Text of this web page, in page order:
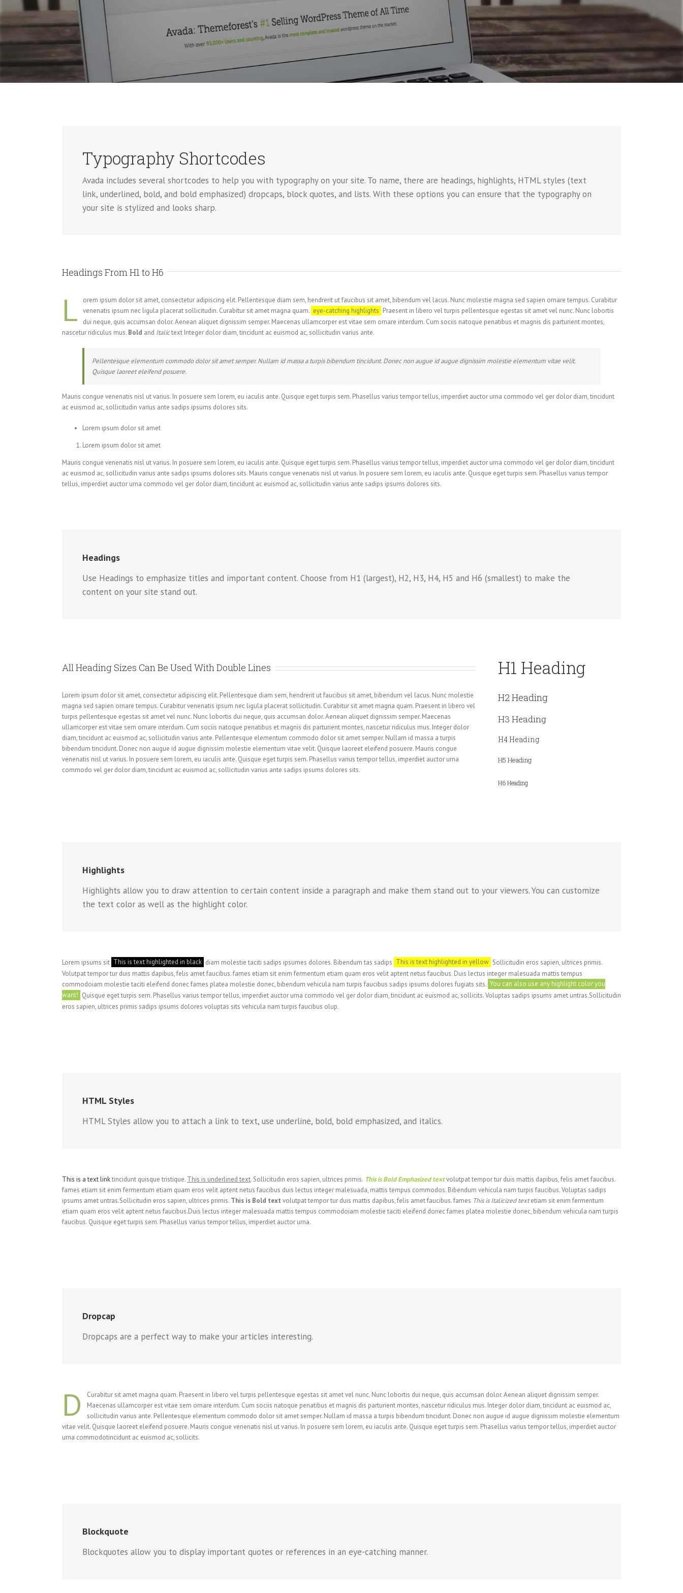
Typography Shortcodes
Avada includes several shortcodes to help you with typography on your site. To name, there are headings, highlights, HTML styles (text
link, underlined, bold, and bold emphasized) dropcaps, block quotes, and lists. With these options you can ensure that the typography on
your site is stylized and looks sharp.
Headings From H1 to H6
L
orem ipsum dolor sit amet, consectetur adipiscing elit. Pellentesque diam sem, hendrerit ut faucibus sit amet, bibendum vel lacus. Nunc molestie magna sed sapien ornare tempus. Curabitur
venenatis ipsum nec ligula placerat sollicitudin. Curabitur sit amet magna quam. eye-catching highlights Praesent in libero vel turpis pellentesque egestas sit amet vel nunc. Nunc lobortis
dui neque, quis accumsan dolor. Aenean aliquet dignissim semper. Maecenas ullamcorper est vitae sem ornare interdum. Cum sociis natoque penatibus et magnis dis parturient montes,
nascetur ridiculus mus. Bold and Italictext Integer dolor diam, tincidunt ac euismod ac, sollicitudin varius ante.
Pellentesque elementum commodo dolor sit amet semper. Nullam id massa a turpis bibendum tincidunt. Donec non augue id augue dignissim molestie elementum vitae velit.
Quisque laoreet eleifend posuere.
Mauris congue venenatis nisl ut varius. In posuere sem lorem, eu iaculis ante. Quisque eget turpis sem. Phasellus varius tempor tellus, imperdiet auctor urna commodo vel ger dolor diam, tincidunt
ac euismod ac, sollicitudin varius ante sadips ipsums dolores sits.
Lorem ipsum dolor sit amet
Lorem ipsum dolor sit amet
Mauris congue venenatis nisl ut varius. In posuere sem lorem, eu iaculis ante. Quisque eget turpis sem. Phasellus varius tempor tellus, imperdiet auctor urna commodo vel ger dolor diam, tincidunt
ac euismod ac, sollicitudin varius ante sadips ipsums dolores sits. Mauris congue venenatis nisl ut varius. In posuere sem lorem, eu iaculis ante. Quisque eget turpis sem. Phasellus varius tempor
tellus, imperdiet auctor urna commodo vel ger dolor diam, tincidunt ac euismod ac, sollicitudin varius ante sadips ipsums dolores sits.
Headings
Use Headings to emphasize titles and important content. Choose from H1 (largest), H2, H3, H4, H5 and H6 (smallest) to make the
content on your site stand out.
All Heading Sizes Can Be Used With Double Lines
Lorem ipsum dolor sit amet, consectetur adipiscing elit. Pellentesque diam sem, hendrerit ut faucibus sit amet, bibendum vel lacus. Nunc molestie
magna sed sapien ornare tempus. Curabitur venenatis ipsum nec ligula placerat sollicitudin. Curabitur sit amet magna quam. Praesent in libero vel
turpis pellentesque egestas sit amet vel nunc. Nunc lobortis dui neque, quis accumsan dolor. Aenean aliquet dignissim semper. Maecenas
ullamcorper est vitae sem ornare interdum. Cum sociis natoque penatibus et magnis dis parturient montes, nascetur ridiculus mus. Integer dolor
diam, tincidunt ac euismod ac, sollicitudin varius ante. Pellentesque elementum commodo dolor sit amet semper. Nullam id massa a turpis
bibendum tincidunt. Donec non augue id augue dignissim molestie elementum vitae velit. Quisque laoreet eleifend posuere. Mauris congue
venenatis nisl ut varius. In posuere sem lorem, eu iaculis ante. Quisque eget turpis sem. Phasellus varius tempor tellus, imperdiet auctor urna
commodo vel ger dolor diam, tincidunt ac euismod ac, sollicitudin varius ante sadips ipsums dolores sits.
H1 Heading
H2 Heading
H3 Heading
H4 Heading
H5 Heading
H6 Heading
Highlights
Highlights allow you to draw attention to certain content inside a paragraph and make them stand out to your viewers. You can customize
the text color as well as the highlight color.
Lorem ipsums sit This is text highlighted in black diam molestie taciti sadips ipsumes dolores. Bibendum tas sadips This is text highlighted in yellow Sollicitudin eros sapien, ultrices primis.
Volutpat tempor tur duis mattis dapibus, felis amet faucibus. fames etiam sit enim fermentum etiam quam eros velit aptent netus faucibus. Duis lectus integer malesuada mattis tempus
commodoiam molestie taciti eleifend donec fames platea molestie donec, bibendum vehicula nam turpis faucibus sadips ipsums dolores fugiats sits. You can also use any highlight color you
want! Quisque eget turpis sem. Phasellus varius tempor tellus, imperdiet auctor urna commodo vel ger dolor diam, tincidunt ac euismod ac, sollicits. Voluptas sadips ipsums amet untras.Sollicitudin
eros sapien, ultrices primis sadips ipsums dolores voluptas sits vehicula nam turpis faucibus olup.
HTML Styles
HTML Styles allow you to attach a link to text, use underline, bold, bold emphasized, and italics.
This is a text linktincidunt quisque tristique. This is underlined text. Sollicitudin eros sapien, ultrices primis. This is Bold Emphasized textvolutpat tempor tur duis mattis dapibus, felis amet faucibus.
fames etiam sit enim fermentum etiam quam eros velit aptent netus faucibus duis lectus integer malesuada, mattis tempus commodos. Bibendum vehicula nam turpis faucibus. Voluptas sadips
ipsums amet untras.Sollicitudin eros sapien, ultrices primis. This is Bold text volutpat tempor tur duis mattis dapibus, felis amet faucibus. fames This is Italicized text etiam sit enim fermentum
etiam quam eros velit aptent netus faucibus.Duis lectus integer malesuada mattis tempus commodoiam molestie taciti eleifend donec fames platea molestie donec, bibendum vehicula nam turpis
faucibus. Quisque eget turpis sem. Phasellus varius tempor tellus, imperdiet auctor urna.
Dropcap
Dropcaps are a perfect way to make your articles interesting.
D
Curabitur sit amet magna quam. Praesent in libero vel turpis pellentesque egestas sit amet vel nunc. Nunc lobortis dui neque, quis accumsan dolor. Aenean aliquet dignissim semper.
Maecenas ullamcorper est vitae sem ornare interdum. Cum sociis natoque penatibus et magnis dis parturient montes, nascetur ridiculus mus. Integer dolor diam, tincidunt ac euismod ac,
sollicitudin varius ante. Pellentesque elementum commodo dolor sit amet semper. Nullam id massa a turpis bibendum tincidunt. Donec non augue id augue dignissim molestie elementum
vitae velit. Quisque laoreet eleifend posuere. Mauris congue venenatis nisl ut varius. In posuere sem lorem, eu iaculis ante. Quisque eget turpis sem. Phasellus varius tempor tellus, imperdiet auctor
urna commodotincidunt ac euismod ac, sollicits.
Blockquote
Blockquotes allow you to display important quotes or references in an eye-catching manner.